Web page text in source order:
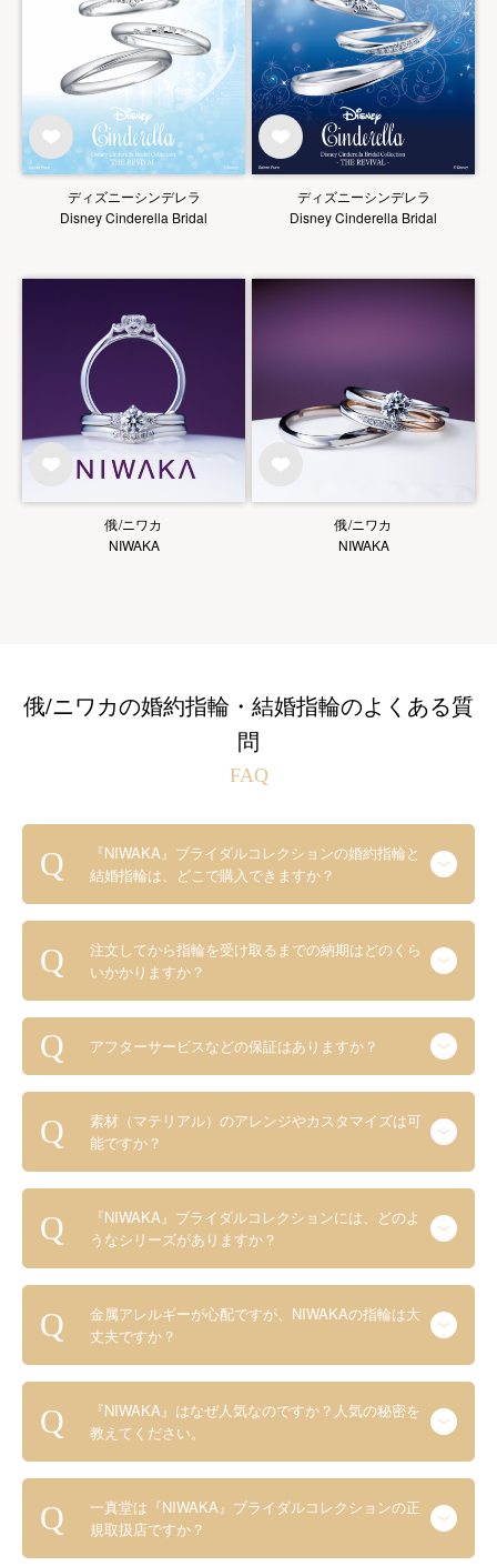
ディズニーシンデレラ
Disney Cinderella Bridal
ディズニーシンデレラ
Disney Cinderella Bridal
俄/ニワカ
NIWAKA
俄/ニワカ
NIWAKA
俄/ニワカの婚約指輪・結婚指輪のよくある質
問
FAQ
『NIWAKA』ブライダルコレクションの婚約指輪と
結婚指輪は、どこで購入できますか？
注文してから指輪を受け取るまでの納期はどのくら
いかかりますか？
アフターサービスなどの保証はありますか？
素材（マテリアル）のアレンジやカスタマイズは可
能ですか？
『NIWAKA』ブライダルコレクションには、どのよ
うなシリーズがありますか？
金属アレルギーが心配ですが、NIWAKAの指輪は大
丈夫ですか？
『NIWAKA』はなぜ人気なのですか？人気の秘密を
教えてください。
一真堂は『NIWAKA』ブライダルコレクションの正
規取扱店ですか？